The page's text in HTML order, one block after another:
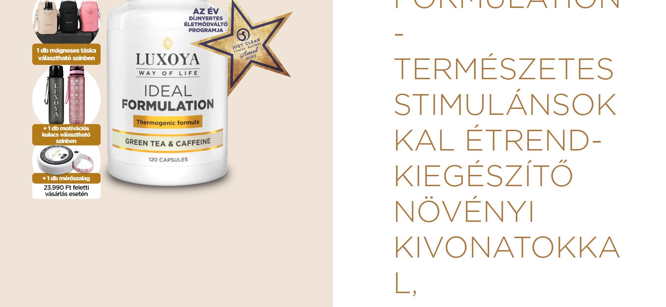
-
TERMÉSZETES
STIMULÁNSOK
KAL ÉTREND-
KIEGÉSZÍTŐ
NÖVÉNYI
KIVONATOKKA
L,